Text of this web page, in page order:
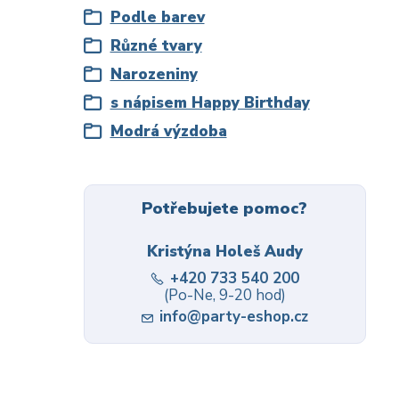
Podle barev
Různé tvary
Narozeniny
s nápisem Happy Birthday
Modrá výzdoba
Potřebujete pomoc?
Kristýna Holeš Audy
+420 733 540 200
(Po-Ne, 9-20 hod)
info@party-eshop.cz